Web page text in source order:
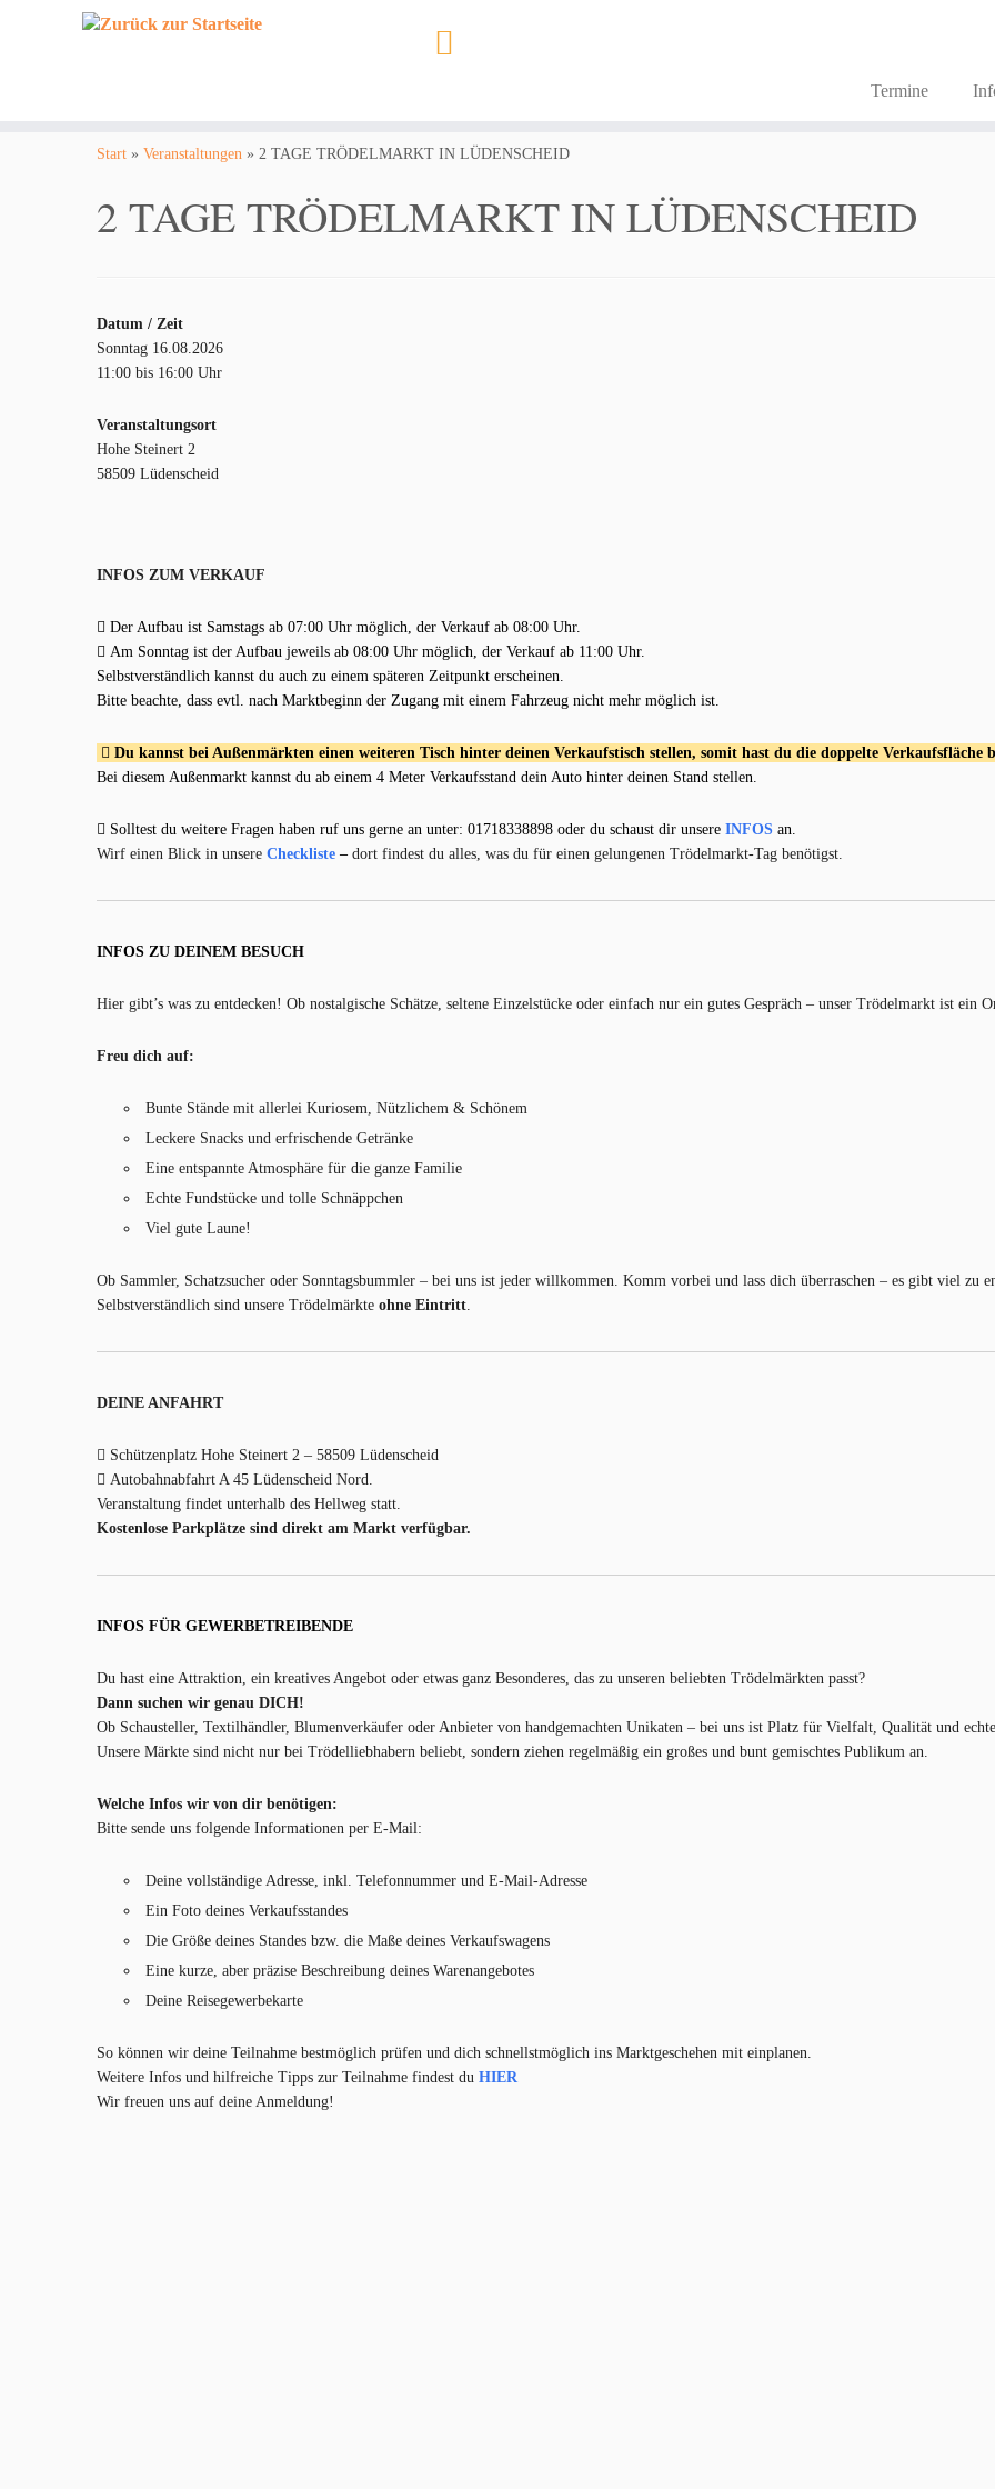
Termine
Start » Veranstaltungen » 2 TAGE TRÖDELMARKT IN LÜDENSCHEID
2 TAGE TRÖDELMARKT IN LÜDENSCHEID
Datum / Zeit
Sonntag 16.08.2026
11:00 bis 16:00 Uhr
Veranstaltungsort
Hohe Steinert 2
58509 Lüdenscheid
INFOS ZUM VERKAUF
Der Aufbau ist Samstags ab 07:00 Uhr möglich, der Verkauf ab 08:00 Uhr.
Am Sonntag ist der Aufbau jeweils ab 08:00 Uhr möglich, der Verkauf ab 11:00 Uhr.
Selbstverständlich kannst du auch zu einem späteren Zeitpunkt erscheinen.
Bitte beachte, dass evtl. nach Marktbeginn der Zugang mit einem Fahrzeug nicht mehr möglich ist.
Du kannst bei Außenmärkten einen weiteren Tisch hinter deinen Verkaufstisch stellen, somit hast du die doppelte Verkaufsfläche
Bei diesem Außenmarkt kannst du ab einem 4 Meter Verkaufsstand dein Auto hinter deinen Stand stellen.
Solltest du weitere Fragen haben ruf uns gerne an unter: 01718338898 oder du schaust dir unsere INFOS an.
Wirf einen Blick in unsere Checkliste – dort findest du alles, was du für einen gelungenen Trödelmarkt-Tag benötigst.
INFOS ZU DEINEM BESUCH
Hier gibt’s was zu entdecken! Ob nostalgische Schätze, seltene Einzelstücke oder einfach nur ein gutes Gespräch – unser Trödelmarkt ist ein
Freu dich auf:
Bunte Stände mit allerlei Kuriosem, Nützlichem & Schönem
Leckere Snacks und erfrischende Getränke
Eine entspannte Atmosphäre für die ganze Familie
Echte Fundstücke und tolle Schnäppchen
Viel gute Laune!
Ob Sammler, Schatzsucher oder Sonntagsbummler – bei uns ist jeder willkommen. Komm vorbei und lass dich überraschen – es gibt viel zu
Selbstverständlich sind unsere Trödelmärkte ohne Eintritt.
DEINE ANFAHRT
Schützenplatz Hohe Steinert 2 – 58509 Lüdenscheid
Autobahnabfahrt A 45 Lüdenscheid Nord.
Veranstaltung findet unterhalb des Hellweg statt.
Kostenlose Parkplätze sind direkt am Markt verfügbar.
INFOS FÜR GEWERBETREIBENDE
Du hast eine Attraktion, ein kreatives Angebot oder etwas ganz Besonderes, das zu unseren beliebten Trödelmärkten passt?
Dann suchen wir genau DICH!
Ob Schausteller, Textilhändler, Blumenverkäufer oder Anbieter von handgemachten Unikaten – bei uns ist Platz für Vielfalt, Qualität und
Unsere Märkte sind nicht nur bei Trödelliebhabern beliebt, sondern ziehen regelmäßig ein großes und bunt gemischtes Publikum an.
Welche Infos wir von dir benötigen:
Bitte sende uns folgende Informationen per E-Mail:
Deine vollständige Adresse, inkl. Telefonnummer und E-Mail-Adresse
Ein Foto deines Verkaufsstandes
Die Größe deines Standes bzw. die Maße deines Verkaufswagens
Eine kurze, aber präzise Beschreibung deines Warenangebotes
Deine Reisegewerbekarte
So können wir deine Teilnahme bestmöglich prüfen und dich schnellstmöglich ins Marktgeschehen mit einplanen.
Weitere Infos und hilfreiche Tipps zur Teilnahme findest du HIER
Wir freuen uns auf deine Anmeldung!